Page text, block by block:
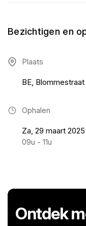
Bezichtigen en
Plaats
BE,
Ophalen
Za, 29 maart 2025
09u - 11u
Ontdek